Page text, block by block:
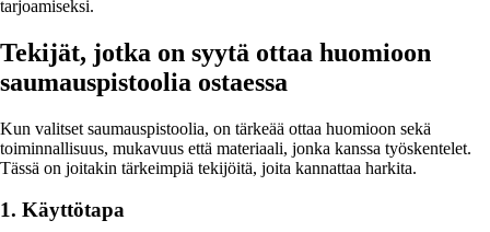
tarjoamiseksi.
Tekijät, jotka on syytä ottaa huomioon
saumauspistoolia ostaessa
Kun valitset saumauspistoolia, on tärkeää ottaa huomioon sekä
toiminnallisuus, mukavuus että materiaali, jonka kanssa työskentelet.
Tässä on joitakin tärkeimpiä tekijöitä, joita kannattaa harkita.
1. Käyttötapa